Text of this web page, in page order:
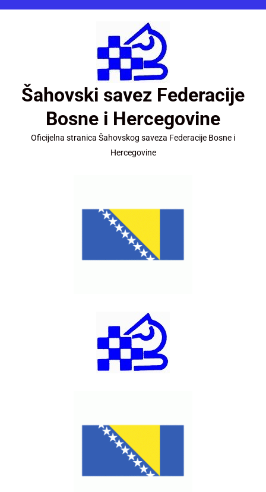
Šahovski savez Federacije
Bosne i Hercegovine
Oficijelna stranica Šahovskog saveza Federacije Bosne i
Hercegovine